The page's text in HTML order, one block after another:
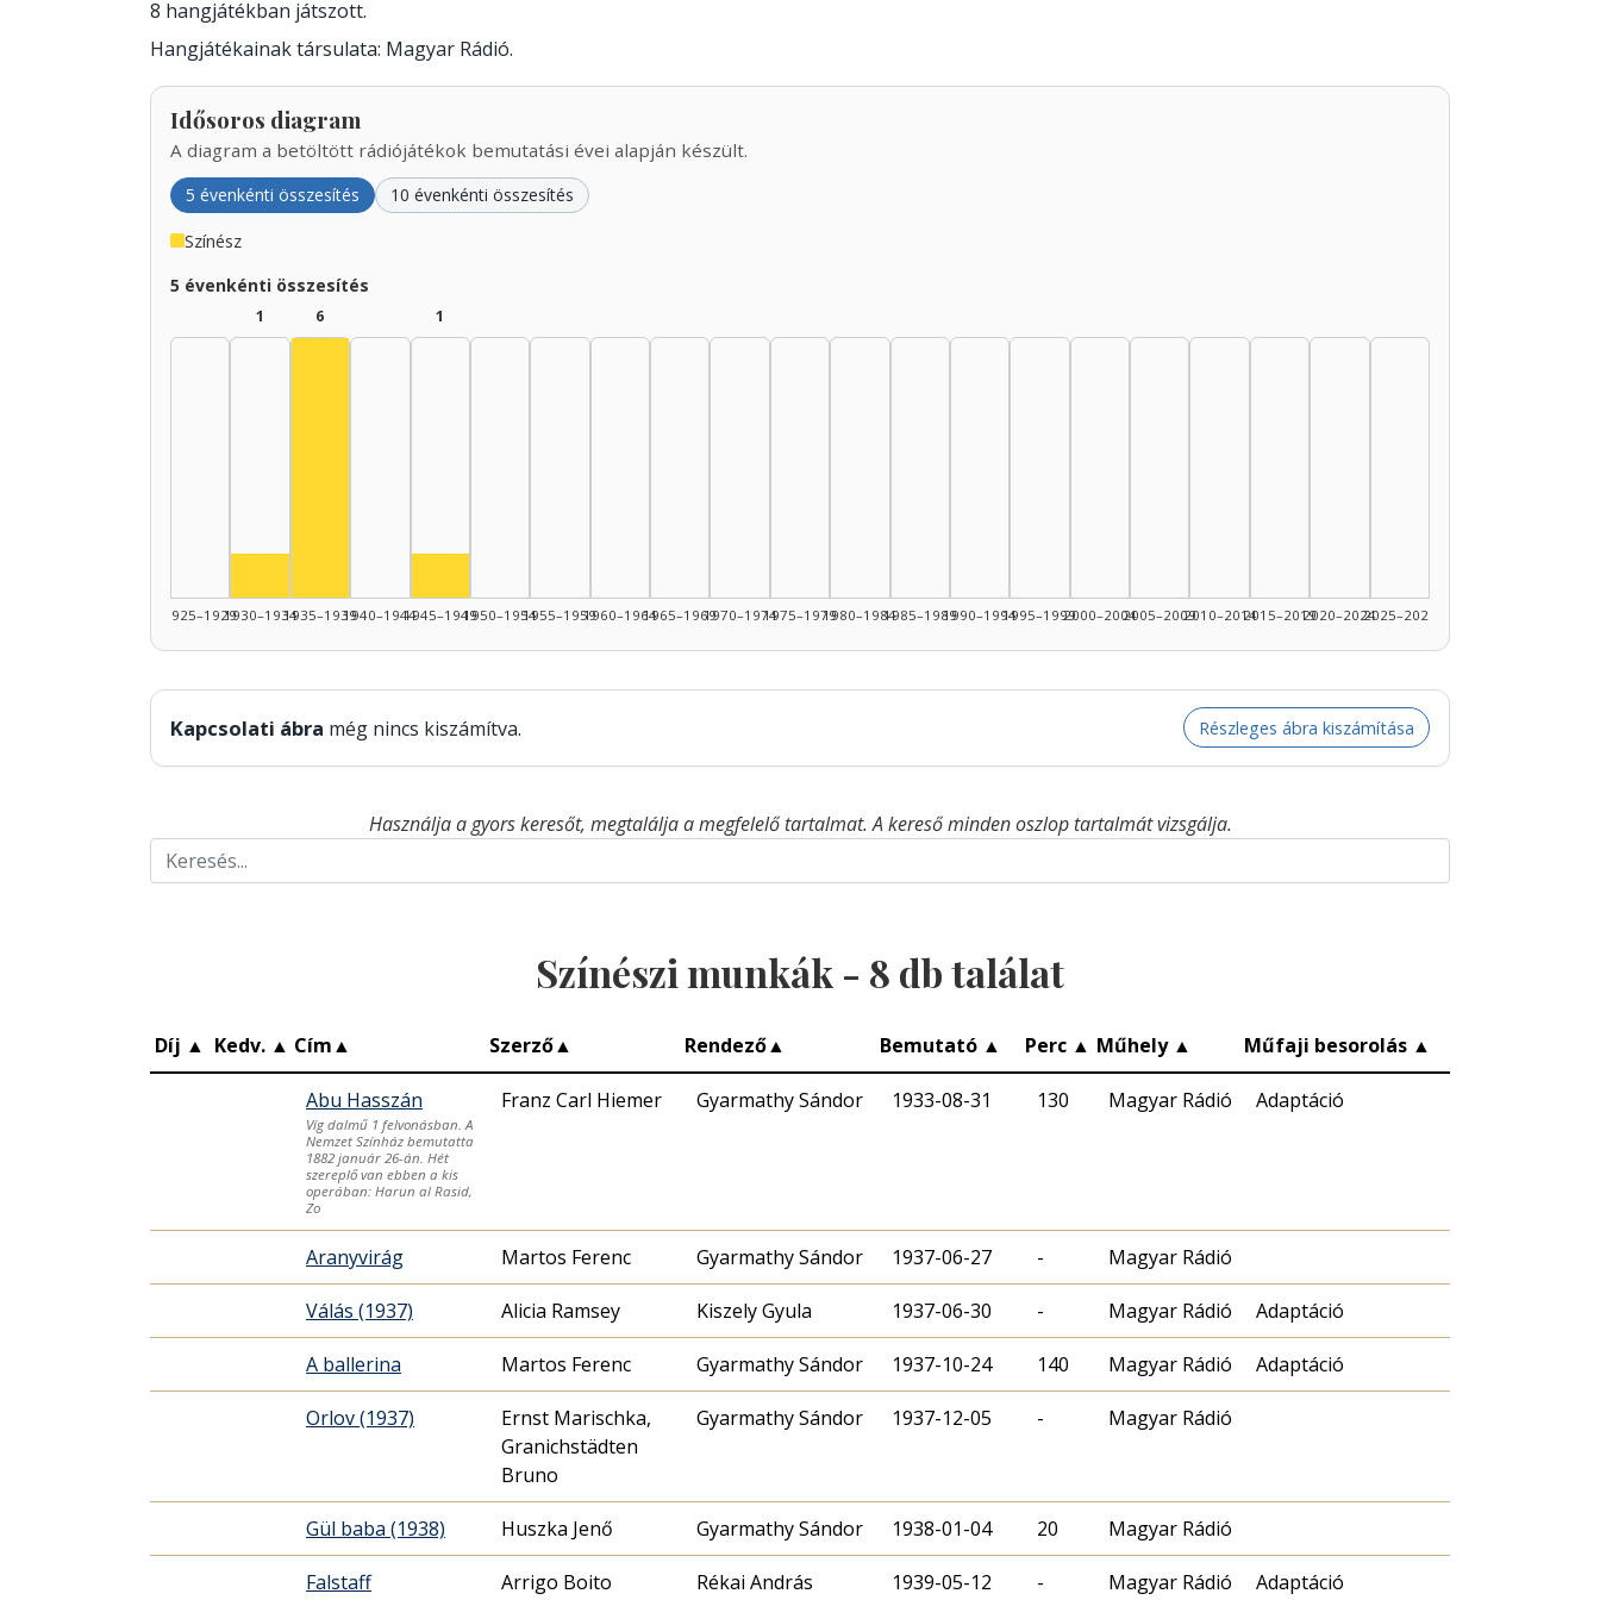
8 hangjátékban játszott.
Hangjátékainak társulata: Magyar Rádió.
Idősoros diagram
A diagram a betöltött rádiójátékok bemutatási évei alapján készült.
5 évenkénti összesítés 10 évenkénti összesítés
Színész
5 évenkénti összesítés
1925–1929
1
1930–1934
6
1935–19391940–1944
1
1945–19491950–19541955–19591960–19641965–19691970–19741975–19791980–19841985–19891990–19941995–19992000–20042005–20092010–20142015–20192020–20242025–2026
Kapcsolati ábra még nincs kiszámítva. Részleges ábra kiszámítása
Használja a gyors keresőt, megtalálja a megfelelő tartalmat. A kereső minden oszlop tartalmát vizsgálja.
Színészi munkák - 8 db találat
Díj ▲ Kedv. ▲ Cím▲ Szerző▲ Rendező▲ Bemutató ▲ Perc ▲ Műhely ▲ Műfaji besorolás ▲
Abu Hasszán
Víg dalmű 1 felvonásban. A
Nemzet Színház bemutatta
1882 január 26-án. Hét
szereplő van ebben a kis
operában: Harun al Rasid,
Zo
Franz Carl Hiemer Gyarmathy Sándor 1933-08-31 130 Magyar Rádió Adaptáció
Aranyvirág Martos Ferenc Gyarmathy Sándor 1937-06-27 - Magyar Rádió
Válás (1937) Alicia Ramsey Kiszely Gyula 1937-06-30 - Magyar Rádió Adaptáció
A ballerina Martos Ferenc Gyarmathy Sándor 1937-10-24 140 Magyar Rádió Adaptáció
Orlov (1937)
Ernst Marischka,
Granichstädten
Bruno
Gyarmathy Sándor 1937-12-05 - Magyar Rádió
Gül baba (1938) Huszka Jenő Gyarmathy Sándor 1938-01-04 20 Magyar Rádió
Falstaff Arrigo Boito Rékai András 1939-05-12 - Magyar Rádió Adaptáció